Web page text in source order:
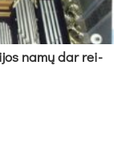
na­mų dar rei­